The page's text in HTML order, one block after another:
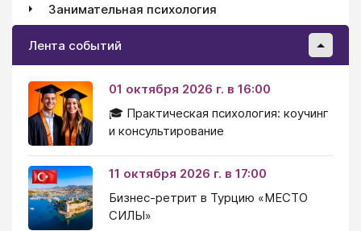
Занимательная психология
Лента событий
01 октября 2026 г. в 16:00
🎓 Практическая психология: коучинг
и консультирование
11 октября 2026 г. в 17:00
Бизнес-ретрит в Турцию «МЕСТО
СИЛЫ»